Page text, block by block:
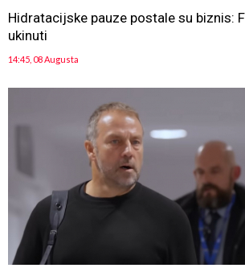
Hidratacijske pauze postale su biznis:
ukinuti
14:45, 08 Augusta